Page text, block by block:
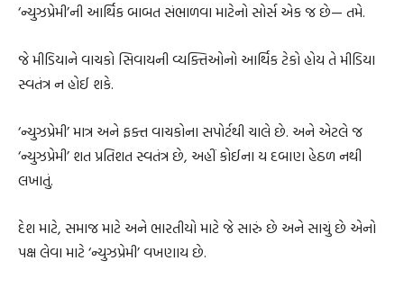
‘ન્યુઝપ્રેમી’ની આર્થિક બાબત સંભાળવા માટેનો સોર્સ એક જ છે— તમે.
જે મીડિયાને વાચકો સિવાયની વ્યક્તિઓનો આર્થિક ટેકો હોય તે મીડિયા
સ્વતંત્ર ન હોઈ શકે.
‘ન્યુઝપ્રેમી’ માત્ર અને ફક્ત વાચકોના સપોર્ટથી ચાલે છે. અને એટલે જ
‘ન્યુઝપ્રેમી’ શત પ્રતિશત સ્વતંત્ર છે, અહીં કોઈના ય દબાણ હેઠળ નથી
લખાતું.
દેશ માટે, સમાજ માટે અને ભારતીયો માટે જે સારું છે અને સાચું છે એનો
પક્ષ લેવા માટે ‘ન્યુઝપ્રેમી’ વખણાય છે.